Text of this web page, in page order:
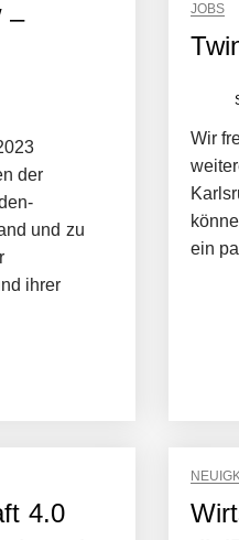
–
der
und zu
ihrer
JOBS
Wir
ein
4.0